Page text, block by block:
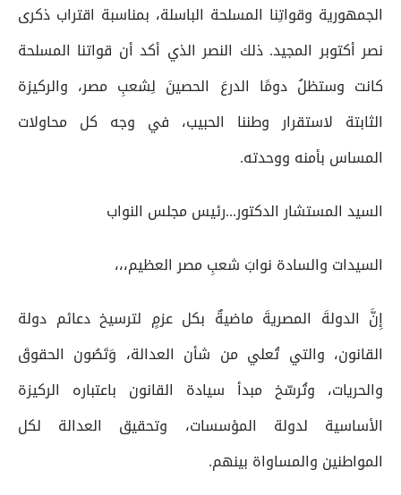
الجمهورية وقواتِنا المسلحة الباسلة، بمناسبة اقتراب ذكرى
نصر أكتوبر المجيد. ذلك النصر الذي أكد أن قواتنا المسلحة
كانت وستظلُ دومًا الدرعَ الحصينَ لِشعبِ مصر، والركيزة
الثابتة لاستقرار وطننا الحبيب، في وجه كل محاولات
المساس بأمنه ووحدته.
السيد المستشار الدكتور...رئيس مجلس النواب
السيدات والسادة نوابَ شعبِ مصر العظيم،،،
إِنَّ الدولةَ المصريةَ ماضيةٌ بكل عزمٍ لترسيخ دعائم دولة
القانون، والتي تُعلي من شأن العدالة، وَتَصُون الحقوقَ
والحريات، وتُرسّخ مبدأ سيادة القانون باعتباره الركيزة
الأساسية لدولة المؤسسات، وتحقيق العدالة لكل
المواطنين والمساواة بينهم.